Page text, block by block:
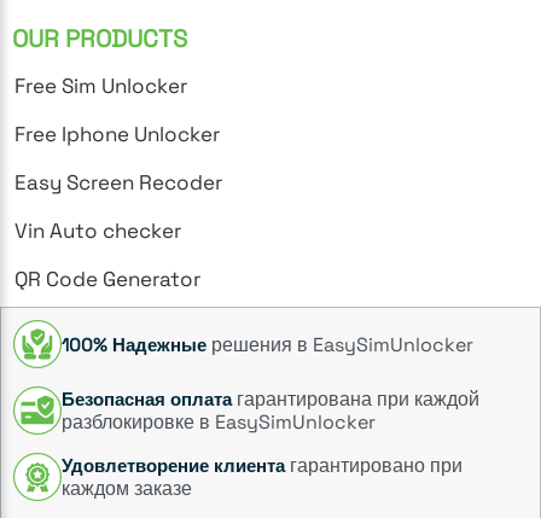
OUR PRODUCTS
Free Sim Unlocker
Free Iphone Unlocker
Easy Screen Recoder
Vin Auto checker
QR Code Generator
100% Надежные решения в EasySimUnlocker
Безопасная оплатагарантирована при каждой
разблокировке в EasySimUnlocker
Удовлетворение клиентагарантировано при
каждом заказе